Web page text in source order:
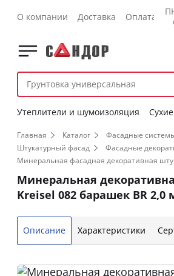
О компании Доставка Оплата
Утеплители и шумоизоляция
Главная Каталог
Фасадные
Штукатурный фасад
Фасадные
Минеральная фасадная декоративная
Минеральная
Kreisel 082 барашек BR 2,0
Описание Характеристики